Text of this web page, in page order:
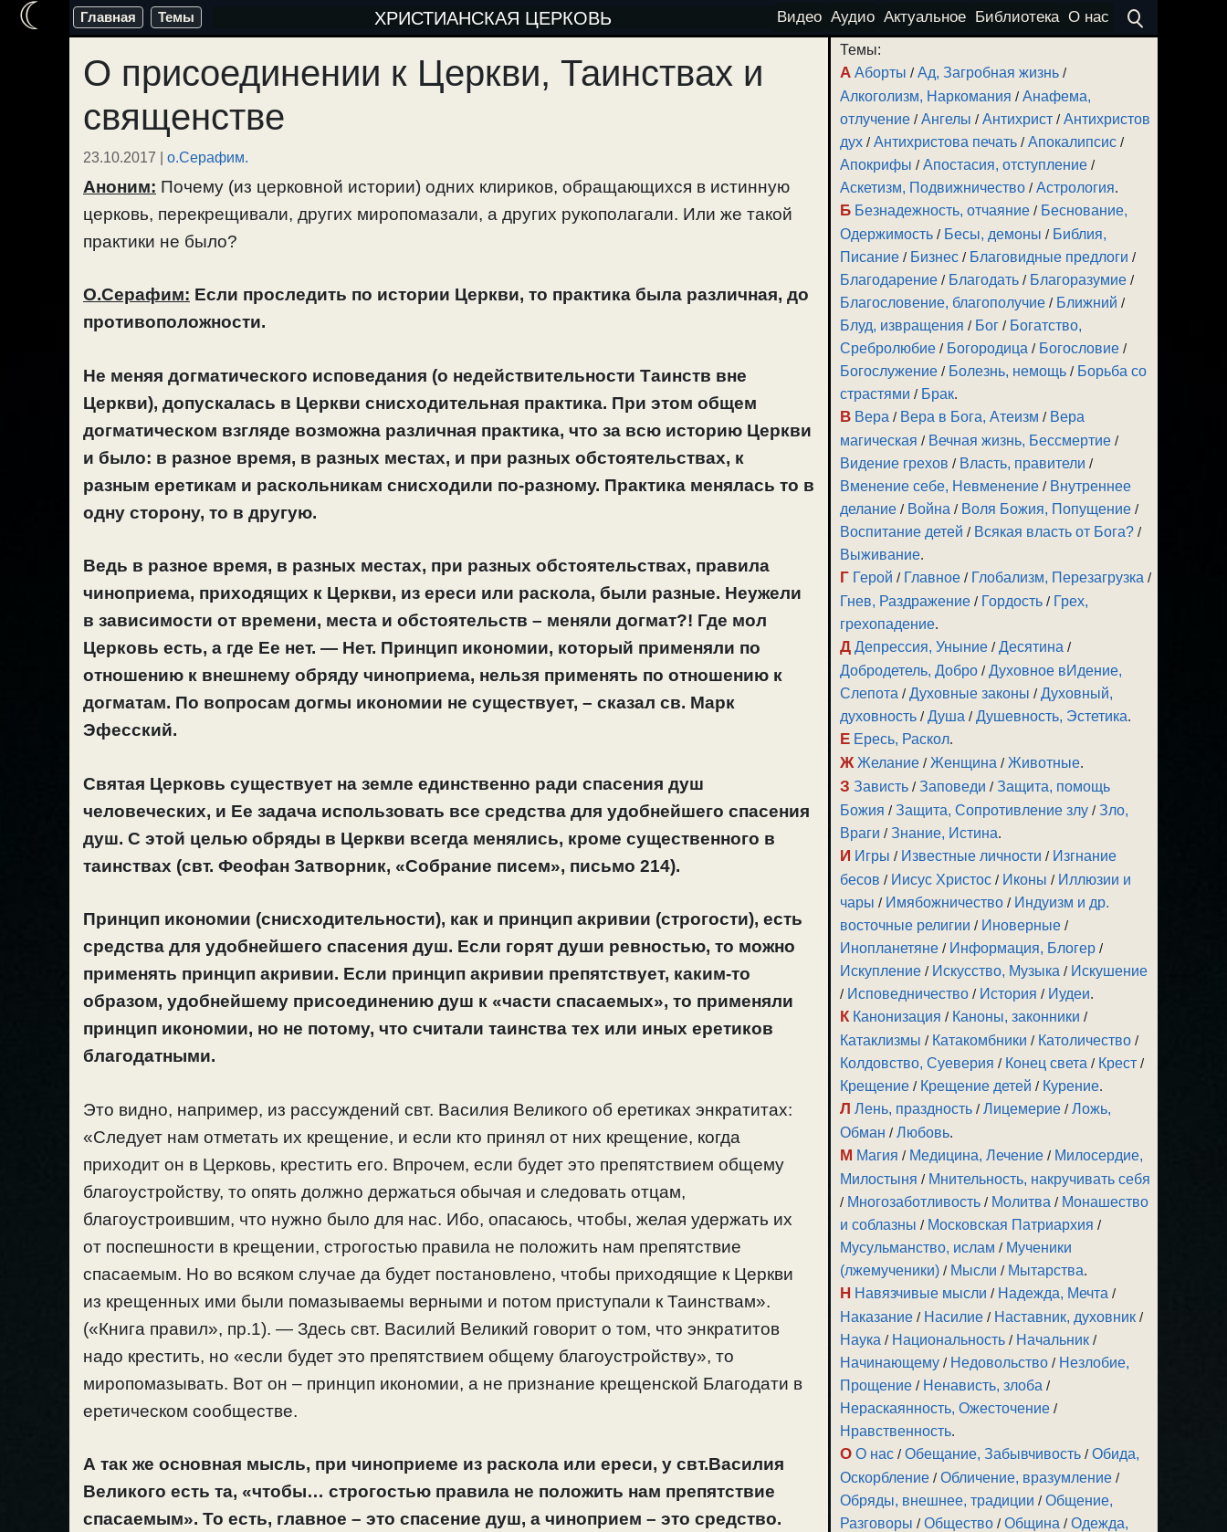
Перейти
содержимому
Главная Темы ХРИСТИАНСКАЯ ЦЕРКОВЬ Видео Аудио Актуальное Библиотека О нас
О присоединении к Церкви, Таинствах и
священстве
23.10.2017 | о.Серафим.
Аноним: Почему (из церковной истории) одних клириков, обращающихся в истинную
церковь, перекрещивали, других миропомазали, а других рукополагали. Или же такой
практики не было?
О.Серафим: Если проследить по истории Церкви, то практика была различная, до
противоположности.
Не меняя догматического исповедания (о недействительности Таинств вне
Церкви), допускалась в Церкви снисходительная практика. При этом общем
догматическом взгляде возможна различная практика, что за всю историю Церкви
и было: в разное время, в разных местах, и при разных обстоятельствах, к
разным еретикам и раскольникам снисходили по-разному. Практика менялась то в
одну сторону, то в другую.
Ведь в разное время, в разных местах, при разных обстоятельствах, правила
чиноприема, приходящих к Церкви, из ереси или раскола, были разные. Неужели
в зависимости от времени, места и обстоятельств – меняли догмат?! Где мол
Церковь есть, а где Ее нет. — Нет. Принцип икономии, который применяли по
отношению к внешнему обряду чиноприема, нельзя применять по отношению к
догматам. По вопросам догмы икономии не существует, – сказал св. Марк
Эфесский.
Святая Церковь существует на земле единственно ради спасения душ
человеческих, и Ее задача использовать все средства для удобнейшего спасения
душ. С этой целью обряды в Церкви всегда менялись, кроме существенного в
таинствах (свт. Феофан Затворник, «Собрание писем», письмо 214).
Принцип икономии (снисходительности), как и принцип акривии (строгости), есть
средства для удобнейшего спасения душ. Если горят души ревностью, то можно
применять принцип акривии. Если принцип акривии препятствует, каким-то
образом, удобнейшему присоединению душ к «части спасаемых», то применяли
принцип икономии, но не потому, что считали таинства тех или иных еретиков
благодатными.
Это видно, например, из рассуждений свт. Василия Великого об еретиках энкратитах:
«Следует нам отметать их крещение, и если кто принял от них крещение, когда
приходит он в Церковь, крестить его. Впрочем, если будет это препятствием общему
благоустройству, то опять должно держаться обычая и следовать отцам,
благоустроившим, что нужно было для нас. Ибо, опасаюсь, чтобы, желая удержать их
от поспешности в крещении, строгостью правила не положить нам препятствие
спасаемым. Но во всяком случае да будет постановлено, чтобы приходящие к Церкви
из крещенных ими были помазываемы верными и потом приступали к Таинствам».
(«Книга правил», пр.1). — Здесь свт. Василий Великий говорит о том, что энкратитов
надо крестить, но «если будет это препятствием общему благоустройству», то
миропомазывать. Вот он – принцип икономии, а не признание крещенской Благодати в
еретическом сообществе.
А так же основная мысль, при чиноприеме из раскола или ереси, у свт.Василия
Великого есть та, «чтобы… строгостью правила не положить нам препятствие
спасаемым». То есть, главное – это спасение душ, а чиноприем – это средство.
Темы:
А Аборты /Ад, Загробная жизнь /
Алкоголизм, Наркомания /Анафема,
отлучение /Ангелы /Антихрист /Антихристов
дух /Антихристова печать /Апокалипсис /
Апокрифы /Апостасия, отступление /
Аскетизм, Подвижничество /Астрология.
Б Безнадежность, отчаяние / Беснование,
Одержимость / Бесы, демоны / Библия,
Писание / Бизнес / Благовидные предлоги /
Благодарение / Благодать / Благоразумие /
Благословение, благополучие / Ближний /
Блуд, извращения / Бог / Богатство,
Сребролюбие / Богородица / Богословие /
Богослужение / Болезнь, немощь / Борьба со
страстями / Брак.
В Вера / Вера в Бога, Атеизм / Вера
магическая / Вечная жизнь, Бессмертие /
Видение грехов / Власть, правители /
Вменение себе, Невменение / Внутреннее
делание / Война / Воля Божия, Попущение /
Воспитание детей / Всякая власть от Бога? /
Выживание.
Г Герой / Главное / Глобализм, Перезагрузка /
Гнев, Раздражение / Гордость / Грех,
грехопадение.
Д Депрессия, Уныние /Десятина /
Добродетель, Добро /Духовное вИдение,
Слепота /Духовные законы /Духовный,
духовность /Душа /Душевность, Эстетика.
Е Ересь, Раскол.
Ж Желание /Женщина /Животные.
З Зависть /Заповеди /Защита, помощь
Божия /Защита, Сопротивление злу /Зло,
Враги /Знание, Истина.
И Игры / Известные личности / Изгнание
бесов / Иисус Христос / Иконы / Иллюзии и
чары / Имябожничество / Индуизм и др.
восточные религии / Иноверные /
Инопланетяне / Информация, Блогер /
Искупление / Искусство, Музыка / Искушение
/ Исповедничество / История / Иудеи.
К Канонизация / Каноны, законники /
Катаклизмы / Катакомбники / Католичество /
Колдовство, Суеверия / Конец света / Крест /
Крещение / Крещение детей / Курение.
Л Лень, праздность /Лицемерие /Ложь,
Обман /Любовь.
М Магия / Медицина, Лечение / Милосердие,
Милостыня / Мнительность, накручивать себя
/ Многозаботливость / Молитва / Монашество
и соблазны / Московская Патриархия /
Мусульманство, ислам / Мученики
(лжемученики) / Мысли / Мытарства.
Н Навязчивые мысли / Надежда, Мечта /
Наказание / Насилие / Наставник, духовник /
Наука / Национальность / Начальник /
Начинающему / Недовольство / Незлобие,
Прощение / Ненависть, злоба /
Нераскаянность, Ожесточение /
Нравственность.
О О нас /Обещание, Забывчивость /Обида,
Оскорбление /Обличение, вразумление /
Обряды, внешнее, традиции /Общение,
Разговоры /Общество /Община /Одежда,
☾